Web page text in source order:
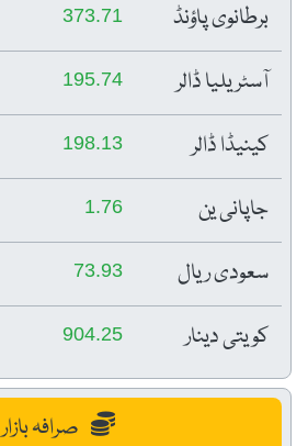
برطانوی پاؤنڈ 373.71
آسٹریلیا ڈالر 195.74
کینیڈا ڈالر 198.13
جاپانی ین 1.76
سعودی ریال 73.93
کویتی دینار 904.25
صرافہ بازار